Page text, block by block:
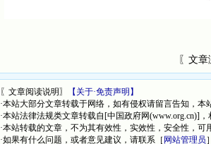
〖文章
〖文章阅读说明〗
【关于·免责声明】
·本站大部分文章转载于网络，如有侵权请留言告知，本
·本站法律法规类文章转载自[中国政府网(www.org.cn)]
·本站转载的文章，不为其有效性，实效性，安全性，可
·如果有什么问题，或者意见建议，请联系［ 网站管理员